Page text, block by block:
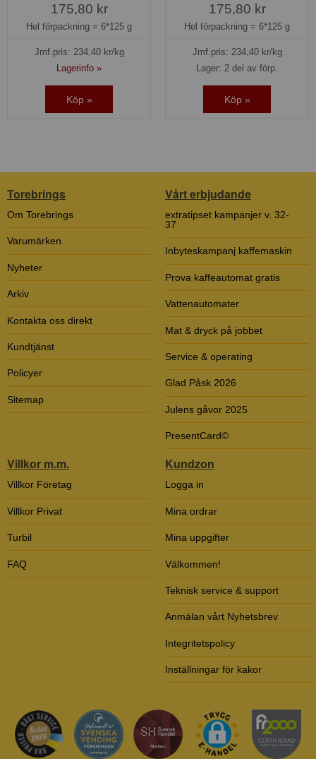
175,80 kr
Hel förpackning = 6*125 g
Jmf.pris: 234,40kr/kg
Lagerinfo »
Köp »
175,80 kr
Hel förpackning = 6*125 g
Jmf.pris: 234,40kr/kg
Lager: 2 del av förp.
Köp »
Torebrings
Om Torebrings
Varumärken
Nyheter
Arkiv
Kontakta oss direkt
Kundtjänst
Policyer
Sitemap
Vårt erbjudande
extratipset kampanjer v. 32-
37
Inbyteskampanj kaffemaskin
Prova kaffeautomat gratis
Vattenautomater
Mat & dryck på jobbet
Service & operating
Glad Påsk 2026
Julens gåvor 2025
PresentCard©
Villkor m.m.
Villkor Företag
Villkor Privat
Turbil
FAQ
Kundzon
Logga in
Mina ordrar
Mina uppgifter
Välkommen!
Teknisk service & support
Anmälan vårt Nyhetsbrev
Integritetspolicy
Inställningar för kakor